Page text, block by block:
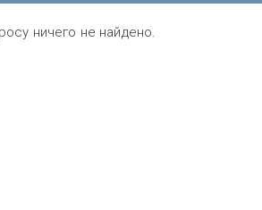
ничего не найдено.